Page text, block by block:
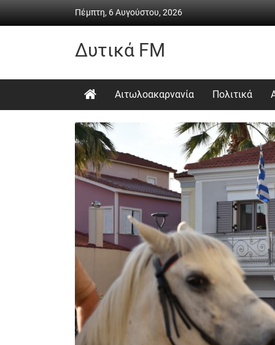
Πέμπτη, 6 Αυγούστου, 2026
Δυτικά FM
Καθημερινή
ψυχαγωγία
Αιτωλοακαρνανία Πολιτικά